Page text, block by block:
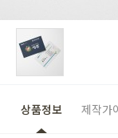
상품정보 제작가